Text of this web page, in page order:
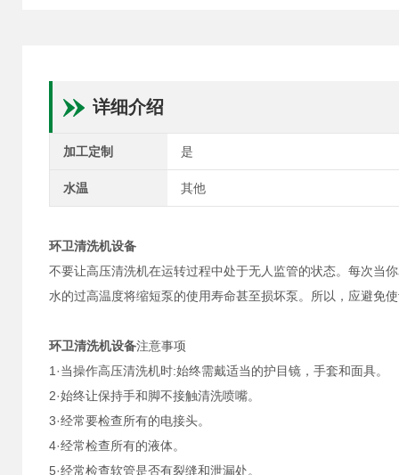
详细介绍
加工定制 是
水温 其他
环卫清洗机设备
不要让高压清洗机在运转过程中处于无人监管的状态。每次当
水的过高温度将缩短泵的使用寿命甚至损坏泵。所以，应避免
环卫清洗机设备注意事项
1·当操作高压清洗机时:始终需戴适当的护目镜，手套和面具。
2·始终让保持手和脚不接触清洗喷嘴。
3·经常要检查所有的电接头。
4·经常检查所有的液体。
5·经常检查软管是否有裂缝和泄漏处。